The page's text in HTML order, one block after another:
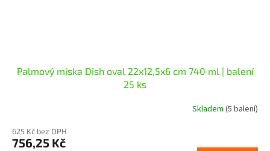
Palmový miska Dish oval 22x12,5x6 cm 740 ml | balení
25 ks
Skladem (5 balení)
625 Kč bez DPH
756,25 Kč